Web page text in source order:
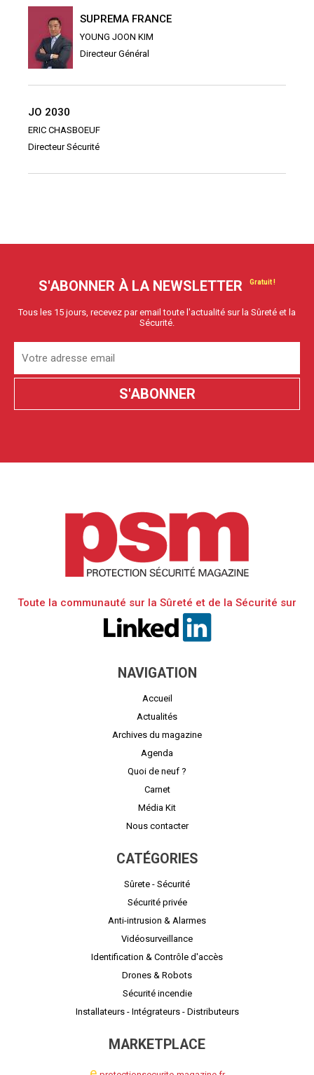
SUPREMA FRANCE
YOUNG JOON KIM
Directeur Général
JO 2030
ERIC CHASBOEUF
Directeur Sécurité
S'ABONNER À LA NEWSLETTER
Tous les 15 jours, recevez par email toute l'actualité sur la Sûreté et la
Sécurité.
Toute la communauté sur la Sûreté et de la Sécurité sur
NAVIGATION
Accueil
Actualités
Archives du magazine
Agenda
Quoi de neuf ?
Carnet
Média Kit
Nous contacter
CATÉGORIES
Sûrete - Sécurité
Sécurité privée
Anti-intrusion & Alarmes
Vidéosurveillance
Identification & Contrôle d'accès
Drones & Robots
Sécurité incendie
Installateurs - Intégrateurs - Distributeurs
MARKETPLACE